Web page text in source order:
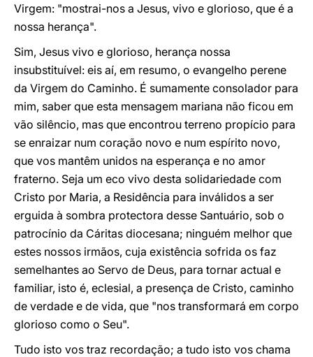
Virgem: "mostrai-nos a Jesus, vivo e glorioso, que é a
nossa herança".
Sim, Jesus vivo e glorioso, herança nossa
insubstituível: eis aí, em resumo, o evangelho perene
da Virgem do Caminho. É sumamente consolador para
mim, saber que esta mensagem mariana não ficou em
vão silêncio, mas que encontrou terreno propício para
se enraizar num coração novo e num espírito novo,
que vos mantêm unidos na esperança e no amor
fraterno. Seja um eco vivo desta solidariedade com
Cristo por Maria, a Residência para inválidos a ser
erguida à sombra protectora desse Santuário, sob o
patrocínio da Cáritas diocesana; ninguém melhor que
estes nossos irmãos, cuja existência sofrida os faz
semelhantes ao Servo de Deus, para tornar actual e
familiar, isto é, eclesial, a presença de Cristo, caminho
de verdade e de vida, que "nos transformará em corpo
glorioso como o Seu".
Tudo isto vos traz recordação; a tudo isto vos chama